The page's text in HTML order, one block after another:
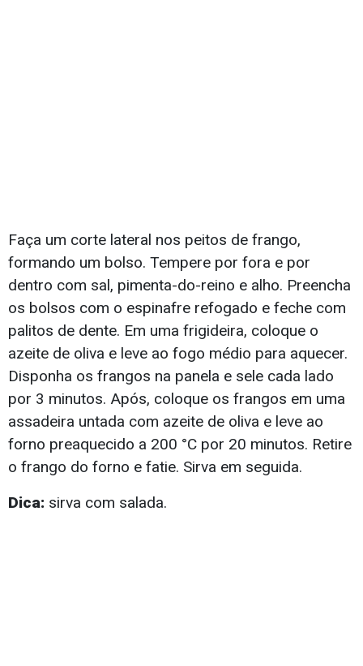
Faça um corte lateral nos peitos de frango,
formando um bolso. Tempere por fora e por
dentro com sal, pimenta-do-reino e alho. Preencha
os bolsos com o espinafre refogado e feche com
palitos de dente. Em uma frigideira, coloque o
azeite de oliva e leve ao fogo médio para aquecer.
Disponha os frangos na panela e sele cada lado
por 3 minutos. Após, coloque os frangos em uma
assadeira untada com azeite de oliva e leve ao
forno preaquecido a 200 °C por 20 minutos. Retire
o frango do forno e fatie. Sirva em seguida.
Dica: sirva com salada.